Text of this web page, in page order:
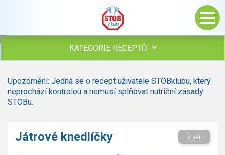
KATEGORIE RECEPTŮ
Polévky
Studená kuchyně
Bezmasé a zeleninové
Upozornění: Jedná se o recept uživatele STOBklubu, který
neprochází kontrolou a nemusí splňovat nutriční zásady
STOBu.
Játrové knedlíčky Zpět